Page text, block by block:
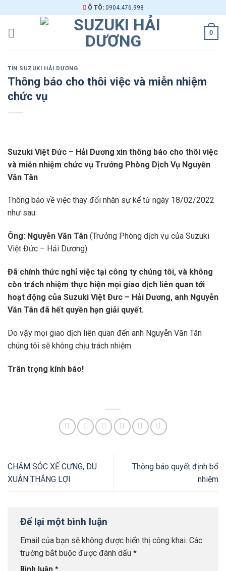
to
content
Ô TÔ: 0904.476.998
0
TIN SUZUKI HẢI DƯƠNG
Thông báo cho thôi việc và miễn nhiệm
chức vụ
Suzuki Việt Đức – Hải Dương xin thông báo cho thôi việc
và miễn nhiệm chức vụ Trưởng Phòng Dịch Vụ Nguyễn
Văn Tân
Thông báo về việc thay đổi nhân sự kể từ ngày 18/02/2022
như sau:
Ông: Nguyễn Văn Tân (Trưởng Phòng dịch vụ của Suzuki
Việt Đức – Hải Dương)
Đã chính thức nghỉ việc tại công ty chúng tôi, và không
còn trách nhiệm thực hiện mọi giao dịch liên quan tới
hoạt động của Suzuki Việt Đưc – Hải Dương, anh Nguyễn
Văn Tân đã hết quyền hạn giải quyết.
Do vậy mọi giao dịch liên quan đến anh Nguyễn Văn Tân
chúng tôi sẽ không chịu trách nhiệm.
Trân trọng kính báo!
CHĂM SÓC XẾ CƯNG, DU
XUÂN THẮNG LỢI
Thông báo quyết định bổ
nhiệm
Để lại một bình luận
Email của bạn sẽ không được hiển thị công khai. Các
trường bắt buộc được đánh dấu *